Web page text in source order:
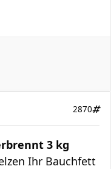
2870
3 kg
Ihr Bauchfett